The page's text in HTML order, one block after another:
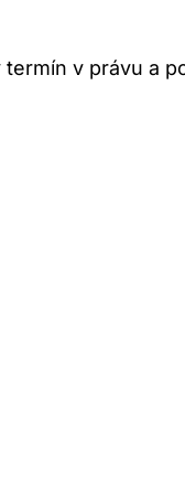
v právu a